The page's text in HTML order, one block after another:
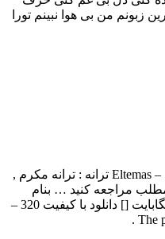
من بی هوا نبینم تورا
نریمان بنام التماس با بالاترین کیفیت – Eltemas ترانه : ترانه مکرم ,
مراجعه کنید … بنام
التماس دانلود با کیفیت 128 – 3.20 مگابایت [] دانلود با کیفیت 320 –